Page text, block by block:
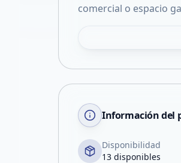
Información del
Disponibilidad
13 disponibles